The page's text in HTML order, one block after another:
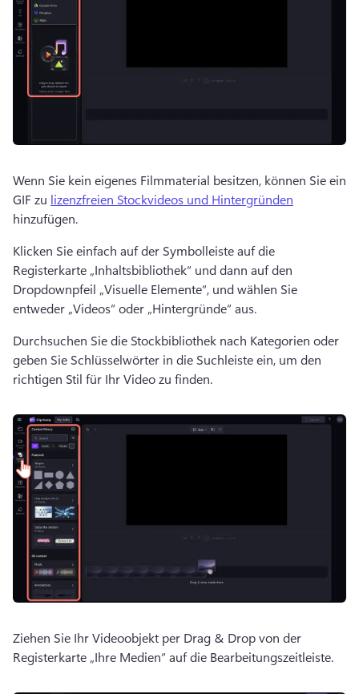
Wenn Sie kein eigenes Filmmaterial besitzen, können Sie ein
GIF zu lizenzfreien Stockvideos und Hintergründen
hinzufügen.
Klicken Sie einfach auf der Symbolleiste auf die
Registerkarte „Inhaltsbibliothek“ und dann auf den
Dropdownpfeil „Visuelle Elemente“, und wählen Sie
entweder „Videos“ oder „Hintergründe“ aus.
Durchsuchen Sie die Stockbibliothek nach Kategorien oder
geben Sie Schlüsselwörter in die Suchleiste ein, um den
richtigen Stil für Ihr Video zu finden.
Ziehen Sie Ihr Videoobjekt per Drag & Drop von der
Registerkarte „Ihre Medien“ auf die Bearbeitungszeitleiste.